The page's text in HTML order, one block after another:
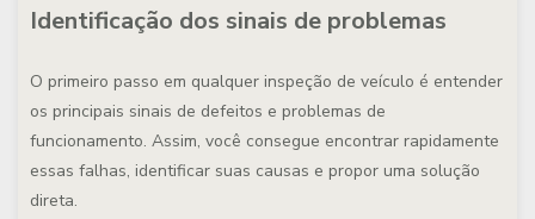
Identificação dos sinais de problemas
O primeiro passo em qualquer inspeção de veículo é entender
os principais sinais de defeitos e problemas de
funcionamento. Assim, você consegue encontrar rapidamente
essas falhas, identificar suas causas e propor uma solução
direta.